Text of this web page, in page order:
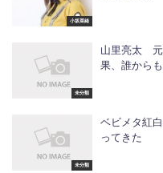
小坂菜緒
未分類
山里亮太 元
果、誰から
未分類
ベビメタ紅
ってきた